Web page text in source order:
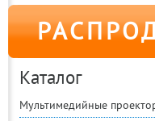
Каталог
Мультимедийные